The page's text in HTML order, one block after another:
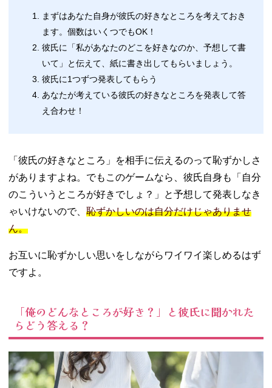
まずはあなた自身が彼氏の好きなところを考えておき
ます。個数はいくつでもOK！
彼氏に「私があなたのどこを好きなのか、予想して書
いて」と伝えて、紙に書き出してもらいましょう。
彼氏に1つずつ発表してもらう
あなたが考えている彼氏の好きなところを発表して答
え合わせ！
「彼氏の好きなところ」を相手に伝えるのって恥ずかしさ
がありますよね。でもこのゲームなら、彼氏自身も「自分
のこういうところが好きでしょ？」と予想して発表しなき
ゃいけないので、 恥ずかしいのは自分だけじゃありませ
ん。
お互いに恥ずかしい思いをしながらワイワイ楽しめるはず
ですよ。
「俺のどんなところが好き？」と彼氏に聞かれた
らどう答える？